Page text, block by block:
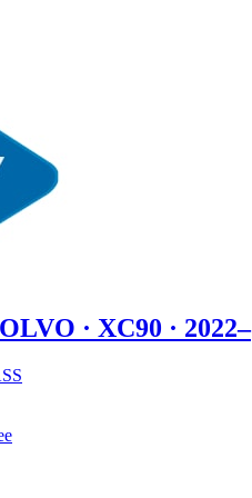
· XC90 · 2022–